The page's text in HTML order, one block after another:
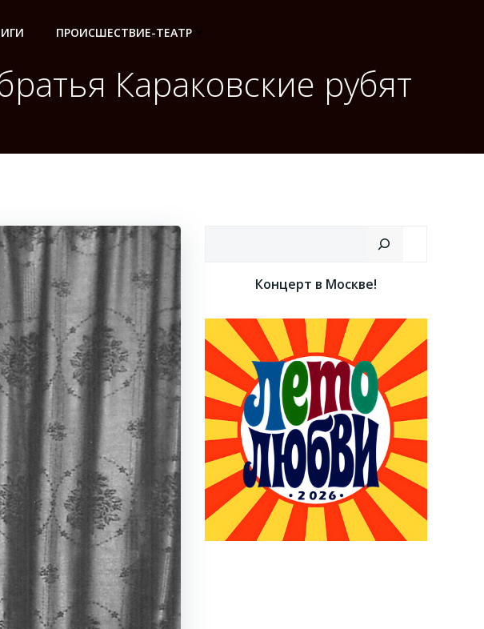
ПРОИСШЕСТВИЕ-ТЕАТР
Караковские рубят
Концерт в Москве!